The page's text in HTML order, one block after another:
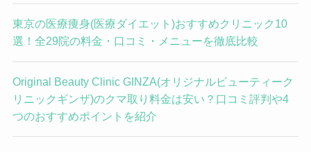
東京の医療痩身(医療ダイエット)おすすめクリニック10
選！全29院の料金・口コミ・メニューを徹底比較
Original Beauty Clinic GINZA(オリジナルビューティーク
リニックギンザ)のクマ取り料金は安い？口コミ評判や4
つのおすすめポイントを紹介